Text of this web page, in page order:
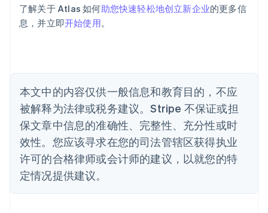
了解关于 Atlas 如何助您快速轻松地创立新企业的更多信
息，并立即开始使用。
本文中的内容仅供一般信息和教育目的，不应
被解释为法律或税务建议。Stripe 不保证或担
保文章中信息的准确性、完整性、充分性或时
效性。您应该寻求在您的司法管辖区获得执业
许可的合格律师或会计师的建议，以就您的特
定情况提供建议。
PortuguêsEnglish
保加利亚
English
丹麦
德国
DeutschEnglish
法国
FrançaisEnglish
芬兰
EnglishSvenska